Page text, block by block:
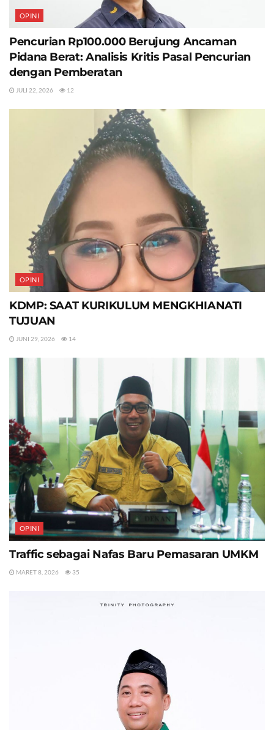
OPINI
Pencurian Rp100.000 Berujung Ancaman
Pidana Berat: Analisis Kritis Pasal Pencurian
dengan Pemberatan
JULI 22, 2026 12
OPINI
KDMP: SAAT KURIKULUM MENGKHIANATI
TUJUAN
JUNI 29, 2026 14
OPINI
Traffic sebagai Nafas Baru Pemasaran UMKM
MARET 8, 2026 35